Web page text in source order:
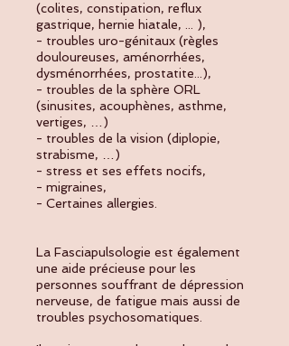
(colites, constipation, reflux
gastrique, hernie hiatale, ... ),
- troubles uro-génitaux (règles
douloureuses, aménorrhées,
dysménorrhées, prostatite...),
- troubles de la sphère ORL
(sinusites, acouphènes, asthme,
vertiges, …)
- troubles de la vision (diplopie,
strabisme, …)
- stress et ses effets nocifs,
- migraines,
- Certaines allergies.
La Fasciapulsologie est également
une aide précieuse pour les
personnes souffrant de dépression
nerveuse, de fatigue mais aussi de
troubles psychosomatiques.